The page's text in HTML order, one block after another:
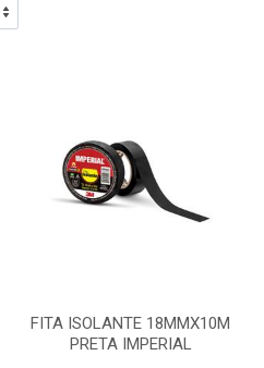
FITA ISOLANTE 18MMX10M
PRETA IMPERIAL